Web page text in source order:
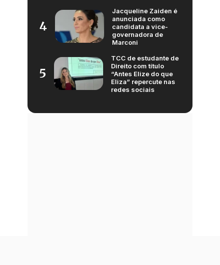
4
Jacqueline Zaiden é
anunciada como
candidata a vice-
governadora de
Marconi
5
TCC de estudante de
Direito com título
“Antes Elize do que
Eliza” repercute nas
redes sociais